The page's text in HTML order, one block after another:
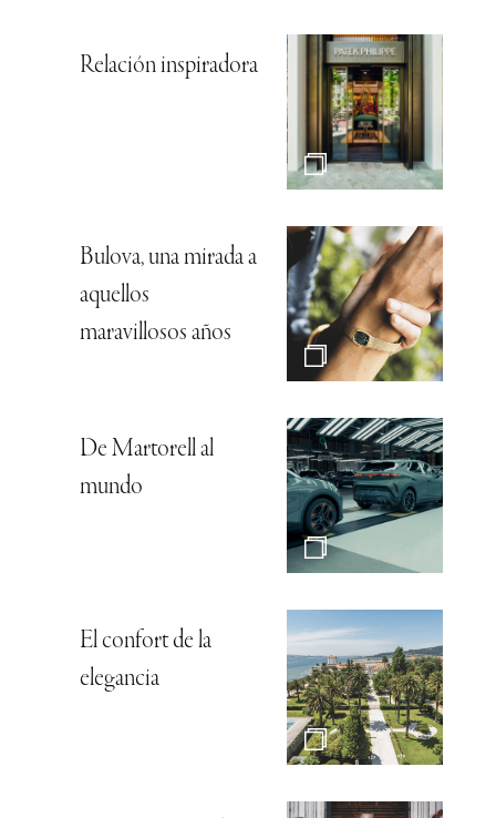
Relación inspiradora
Bulova, una mirada a
aquellos
maravillosos años
De Martorell al
mundo
El confort de la
elegancia